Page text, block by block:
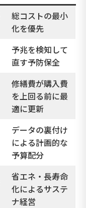
総コストの最小
化を優先
予兆を検知して
直す予防保全
修繕費が購入費
を上回る前に最
適に更新
データの裏付け
による計画的な
予算配分
省エネ・長寿命
化によるサステ
ナ経営